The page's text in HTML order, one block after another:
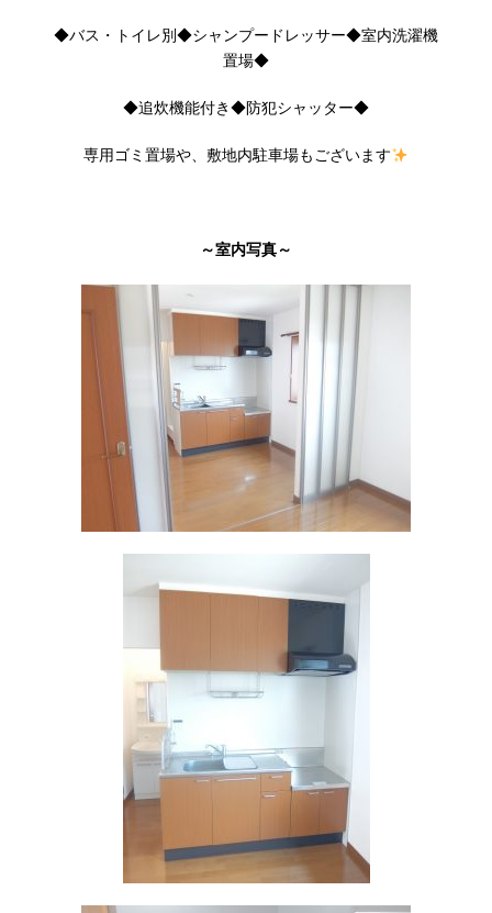
◆バス・トイレ別◆シャンプードレッサー◆室内洗濯機
置場◆
◆追炊機能付き◆防犯シャッター◆
専用ゴミ置場や、敷地内駐車場もございます
～室内写真～